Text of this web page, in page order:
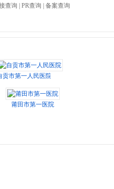
查询 PR查询
备案查询
贡市第一人民医院
莆田市第一医院